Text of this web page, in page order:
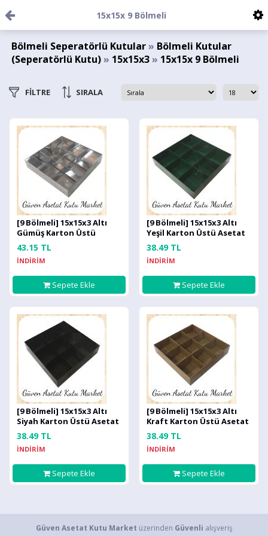
15x15x 9 Bölmeli
Bölmeli Seperatörlü Kutular» Bölmeli Kutular
(Seperatörlü Kutu)» 15x15x3» 15x15x 9 Bölmeli
FİLTRE SIRALA
[9 Bölmeli] 15x15x3 Altı
Gümüş Karton Üstü
Asetat Kutu
43.15 TL
İNDİRİM
Sepete Ekle
[9 Bölmeli] 15x15x3 Altı
Yeşil Karton Üstü Asetat
Kutu
38.49 TL
İNDİRİM
Sepete Ekle
[9 Bölmeli] 15x15x3 Altı
Siyah Karton Üstü Asetat
Kutu
38.49 TL
İNDİRİM
Sepete Ekle
[9 Bölmeli] 15x15x3 Altı
Kraft Karton Üstü Asetat
Kutu
38.49 TL
İNDİRİM
Sepete Ekle
Güven Asetat Kutu Market üzerinden Güvenli alışveriş